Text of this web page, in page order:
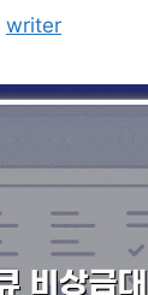
writer